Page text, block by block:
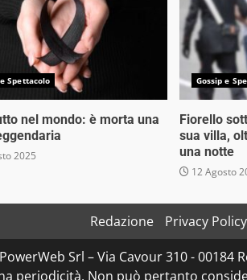
Spettacolo
nel mondo: è morta una
2025
Gossip e
Fiorello
sua villa,
una notte
12 Agosto
Redazione Privacy Policy
Srl – Via Cavour 310 - 00184
periodicità. Non può pertanto